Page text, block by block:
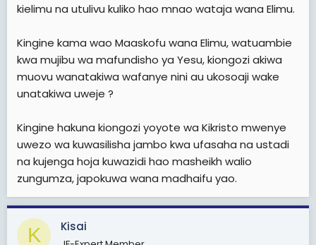
kielimu na utulivu kuliko hao mnao wataja wana Elimu.
Kingine kama wao Maaskofu wana Elimu, watuambie
kwa mujibu wa mafundisho ya Yesu, kiongozi akiwa
muovu wanatakiwa wafanye nini au ukosoaji wake
unatakiwa uweje ?
Kingine hakuna kiongozi yoyote wa Kikristo mwenye
uwezo wa kuwasilisha jambo kwa ufasaha na ustadi
na kujenga hoja kuwazidi hao masheikh walio
zungumza, japokuwa wana madhaifu yao.
K Kisai